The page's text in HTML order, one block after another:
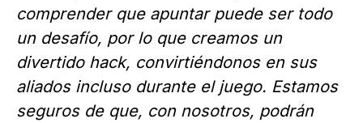
comprender que apuntar puede ser todo
un desafío, por lo que creamos un
divertido hack, convirtiéndonos en sus
aliados incluso durante el juego. Estamos
seguros de que, con nosotros, podrán